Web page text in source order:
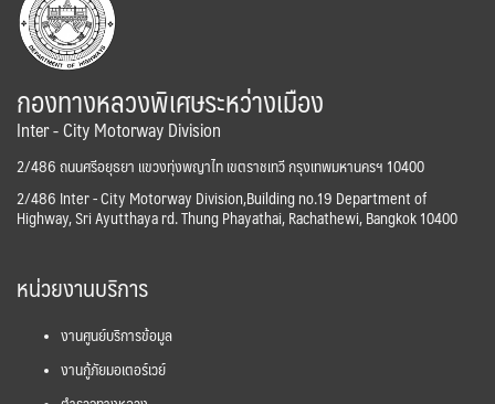
กองทางหลวงพิเศษระหว่างเมือง
Inter - City Motorway Division
2/486 ถนนศรีอยุธยา แขวงทุ่งพญาไท เขตราชเทวี กรุงเทพมหานครฯ 10400
2/486 Inter - City Motorway Division,Building no.19 Department of
Highway, Sri Ayutthaya rd. Thung Phayathai, Rachathewi, Bangkok 10400
หน่วยงานบริการ
งานศูนย์บริการข้อมูล
งานกู้ภัยมอเตอร์เวย์